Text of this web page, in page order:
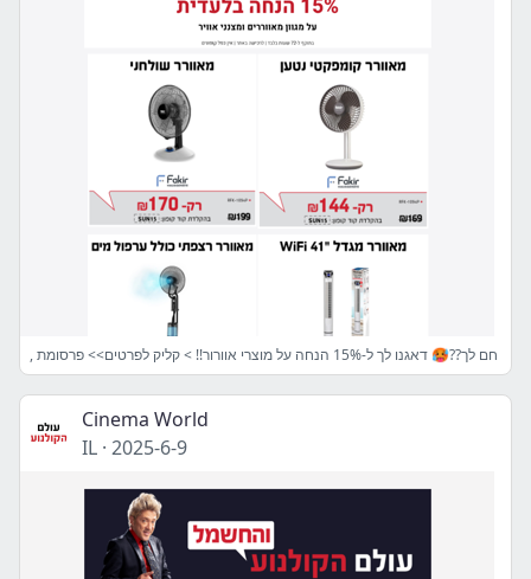
, חם לך??🥵 דאגנו לך ל-15% הנחה על מוצרי אוורור!! > קליק לפרטים>> פרסומת
Cinema World
IL · 2025-6-9